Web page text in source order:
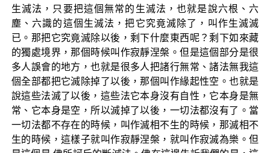
生滅法，只要把這個無常的生滅法，也就是說六根、六
塵、六識的這個生滅法，把它究竟滅除了，叫作生滅滅
已。那把它究竟滅除以後，剩下什麼東西呢？剩下如來藏
的獨處境界，那個時候叫作寂靜涅槃。但是這個部分是很
多人誤會的地方，也就是很多人把諸行無常、諸法無我這
個全部都把它滅除掉了以後，那個叫作緣起性空。也就是
說這些法滅了以後，這些法它本身沒有自性，它本身是無
常、它本身是空，所以滅掉了以後，一切法都沒有了。當
一切法都不存在的時候，叫作滅相不生的時候，那滅相不
生的時候，這樣子就叫作寂靜涅槃，就叫作寂滅為樂。但